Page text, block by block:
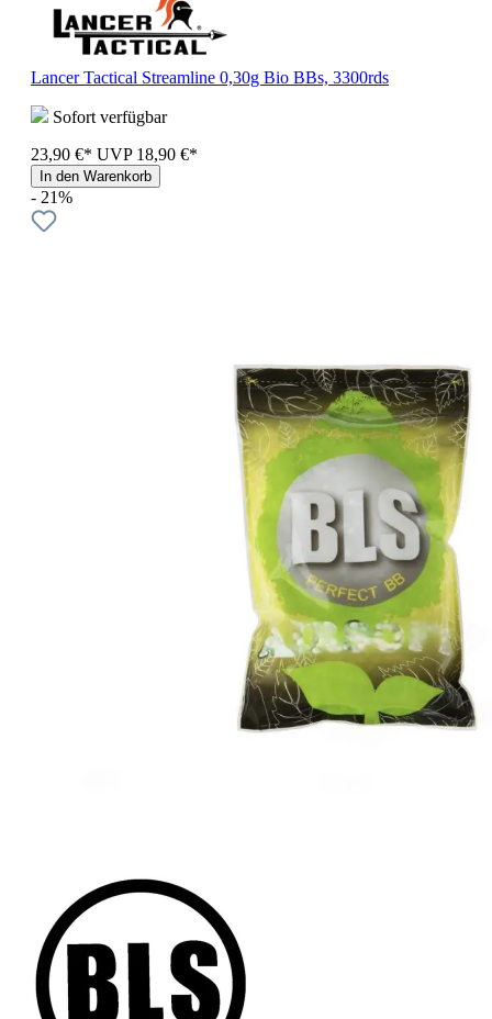
Lancer Tactical Streamline 0,30g Bio BBs, 3300rds
Sofort verfügbar
23,90 €* UVP 18,90 €*
In den Warenkorb
- 21%